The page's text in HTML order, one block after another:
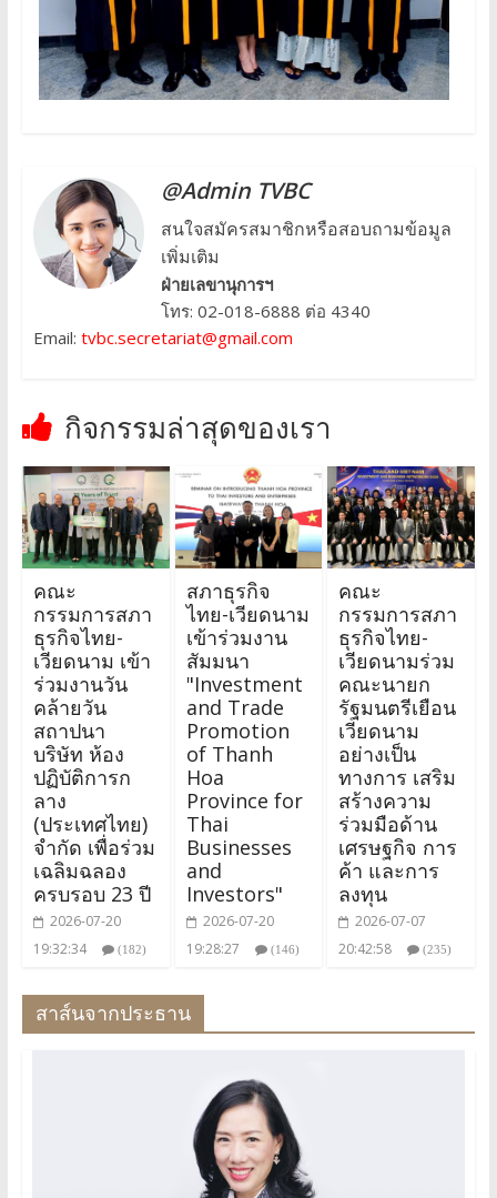
@Admin TVBC
สนใจสมัครสมาชิกหรือสอบถามข้อมูล
เพิ่มเติม
ฝ่ายเลขานุการฯ
โทร: 02-018-6888 ต่อ 4340
Email: tvbc.secretariat@gmail.com
กิจกรรมล่าสุดของเรา
คณะ
กรรมการสภา
ธุรกิจไทย-
เวียดนาม เข้า
ร่วมงานวัน
คล้ายวัน
สถาปนา
บริษัท ห้อง
ปฏิบัติการก
ลาง
(ประเทศไทย)
จำกัด เพื่อร่วม
เฉลิมฉลอง
ครบรอบ 23 ปี
2026-07-20
19:32:34
(182)
สภาธุรกิจ
ไทย-เวียดนาม
เข้าร่วมงาน
สัมมนา
"Investment
and Trade
Promotion
of Thanh
Hoa
Province for
Thai
Businesses
and
Investors"
2026-07-20
19:28:27
(146)
คณะ
กรรมการสภา
ธุรกิจไทย-
เวียดนามร่วม
คณะนายก
รัฐมนตรีเยือน
เวียดนาม
อย่างเป็น
ทางการ เสริม
สร้างความ
ร่วมมือด้าน
เศรษฐกิจ การ
ค้า และการ
ลงทุน
2026-07-07
20:42:58
(235)
สาส์นจากประธาน